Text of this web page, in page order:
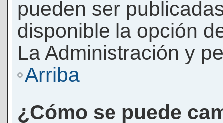
pueden ser
disponible la opción
La Administración y
Arriba
¿Cómo se puede